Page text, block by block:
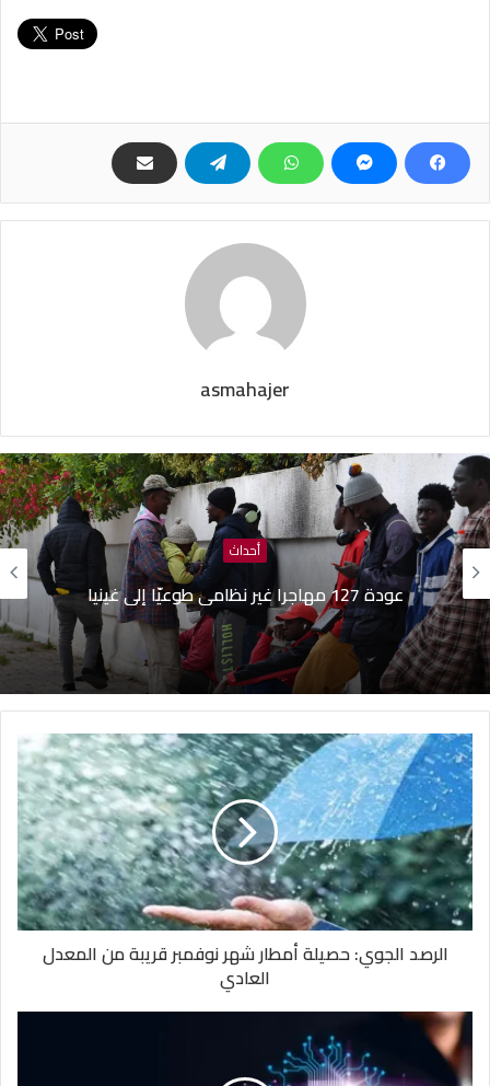
asmahajer
أحداث
عودة 127 مهاجرا غير نظامي طوعيّا إلى غينيا
الرصد الجوي: حصيلة أمطار شهر نوفمبر قريبة من المعدل
العادي